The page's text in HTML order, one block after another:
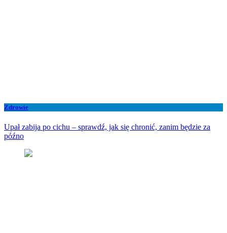
Zdrowie
Upał zabija po cichu – sprawdź, jak się chronić, zanim będzie za
późno